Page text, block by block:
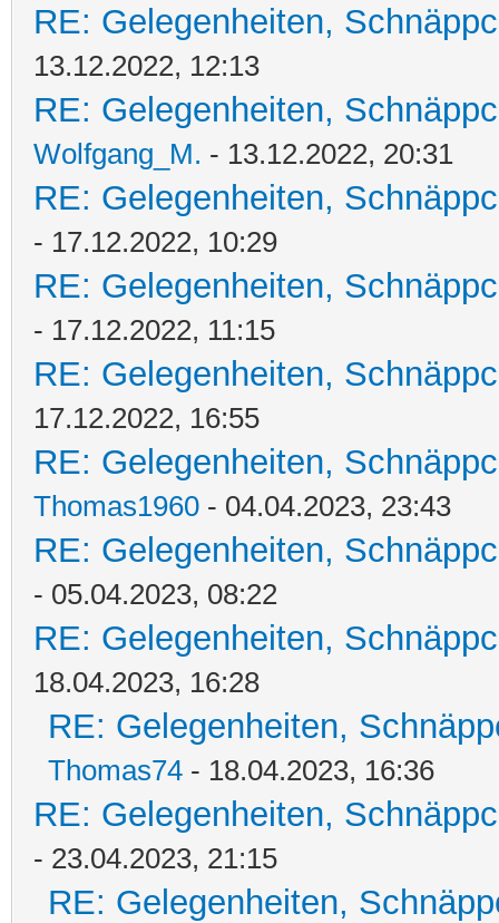
RE: Gelegenheiten,
13.12.2022, 12:13
RE: Gelegenheiten,
Wolfgang_M. - 13.12.2022, 20:31
RE: Gelegenheiten,
- 17.12.2022, 10:29
RE: Gelegenheiten,
- 17.12.2022, 11:15
RE: Gelegenheiten,
17.12.2022, 16:55
RE: Gelegenheiten,
Thomas1960 - 04.04.2023, 23:43
RE: Gelegenheiten,
- 05.04.2023, 08:22
RE: Gelegenheiten,
18.04.2023, 16:28
RE: Gelegenheiten,
Thomas74 - 18.04.2023, 16:36
RE: Gelegenheiten,
- 23.04.2023, 21:15
RE: Gelegenheiten,